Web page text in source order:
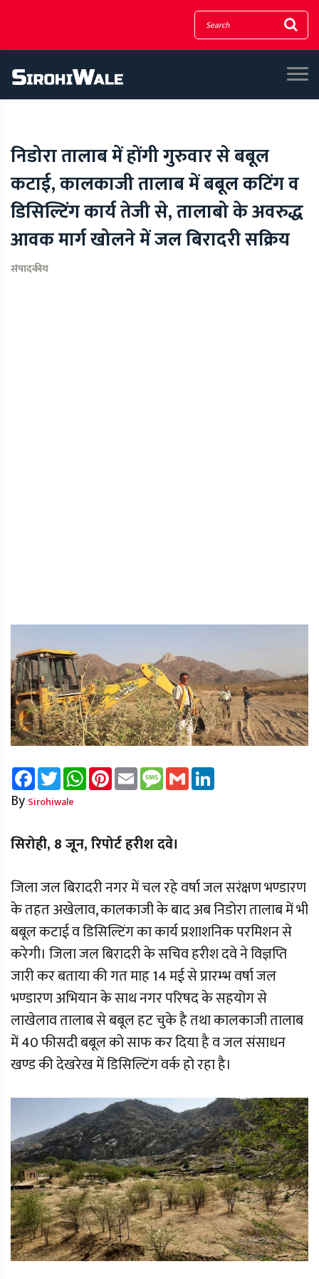
निडोरा तालाब में होंगी गुरुवार से बबूल
कटाई, कालकाजी तालाब में बबूल कटिंग व
डिसिल्टिंग कार्य तेजी से, तालाबो के अवरुद्ध
आवक मार्ग खोलने में जल बिरादरी सक्रिय
संपादकीय
FacebookTwitterWhatsAppPinterest
Email Message
Gmail
By Sirohiwale
सिरोही, 8 जून, रिपोर्ट हरीश दवे।
जिला जल बिरादरी नगर में चल रहे वर्षा जल सरंक्षण भण्डारण
के तहत अखेलाव, कालकाजी के बाद अब निडोरा तालाब में भी
बबूल कटाई व डिसिल्टिंग का कार्य प्रशाशनिक परमिशन से
करेगी। जिला जल बिरादरी के सचिव हरीश दवे ने विज्ञप्ति
जारी कर बताया की गत माह 14 मई से प्रारम्भ वर्षा जल
भण्डारण अभियान के साथ नगर परिषद के सहयोग से
लाखेलाव तालाब से बबूल हट चुके है तथा कालकाजी तालाब
में 40 फीसदी बबूल को साफ कर दिया है व जल संसाधन
खण्ड की देखरेख में डिसिल्टिंग वर्क हो रहा है।